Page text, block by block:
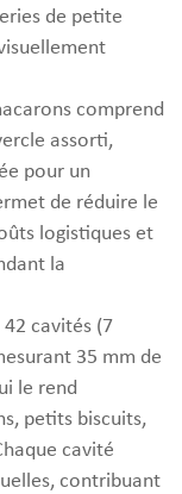
de petite
comprend
assorti,
pour un
de réduire le
logistiques et
la
cavités (7
35 mm de
le rend
petits biscuits,
cavité
contribuant